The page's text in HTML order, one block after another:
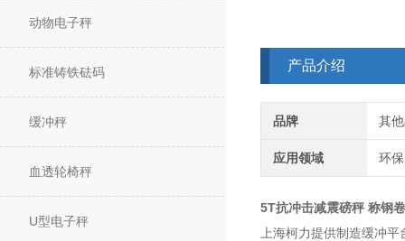
动物电子秤
标准铸铁砝码
缓冲秤
血透轮椅秤
U型电子秤
产品介绍
品牌 其
应用领域 环
5T抗冲击减震磅秤 称钢
上海柯力提供制造缓冲平